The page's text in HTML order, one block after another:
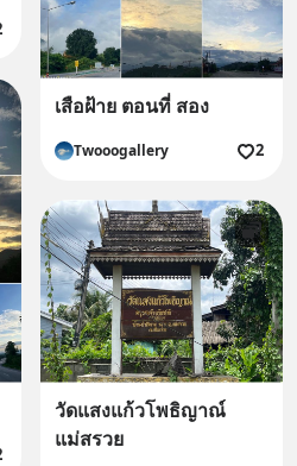
เสือฝ้าย ตอนที่ สอง
Twooogallery 2
วัดแสงแก้วโพธิญาณ์
แม่สรวย